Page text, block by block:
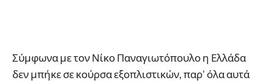
Σύμφωνα με τον Νίκο Παναγιωτόπουλο η Ελλάδα
δεν μπήκε σε κούρσα εξοπλιστικών, παρ’ όλα αυτά